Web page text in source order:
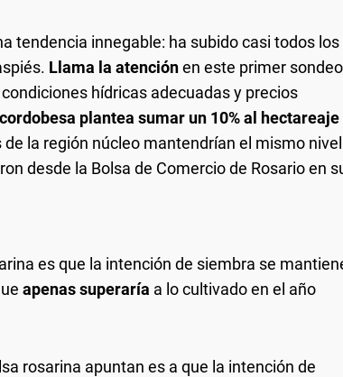
tendencia innegable: ha subido casi todos los
Llama la atenciónen este primer sondeo
hídricas adecuadas y precios
plantea sumar un 10% al hectareaje
la región núcleo mantendrían el mismo
desde la Bolsa de Comercio de Rosario en
es que la intención de siembra se
apenas superaría a lo cultivado en el año
rosarina apuntan es a que la intención de